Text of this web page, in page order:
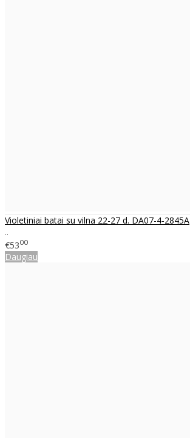
Violetiniai batai su vilna 22-27 d. DA07-4-2845A
..
€5300
Daugiau